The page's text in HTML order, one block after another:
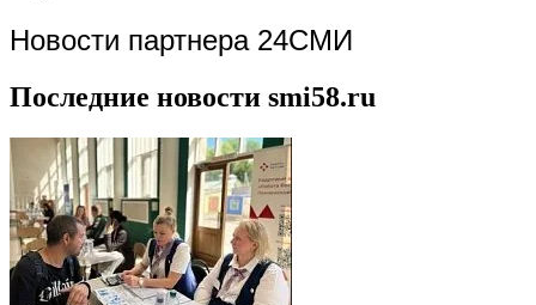
Новости партнера 24СМИ
Последние новости smi58.ru